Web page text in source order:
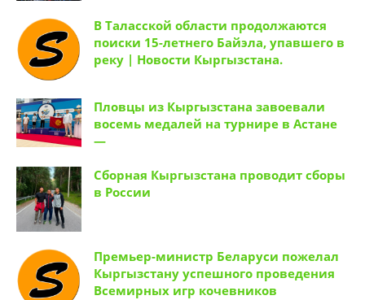
В Таласской области продолжаются
поиски 15-летнего Байэла, упавшего в
реку | Новости Кыргызстана.
Пловцы из Кыргызстана завоевали
восемь медалей на турнире в Астане
—
Сборная Кыргызстана проводит сборы
в России
Премьер-министр Беларуси пожелал
Кыргызстану успешного проведения
Всемирных игр кочевников